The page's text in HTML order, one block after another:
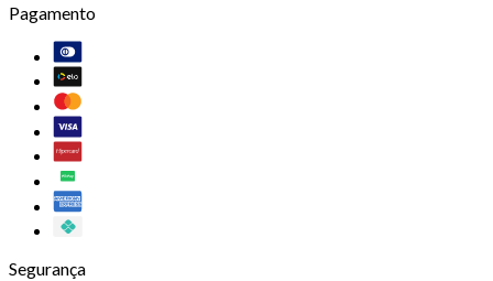
Pagamento
Segurança